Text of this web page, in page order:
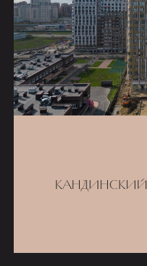
КАНДИНСКИЙ